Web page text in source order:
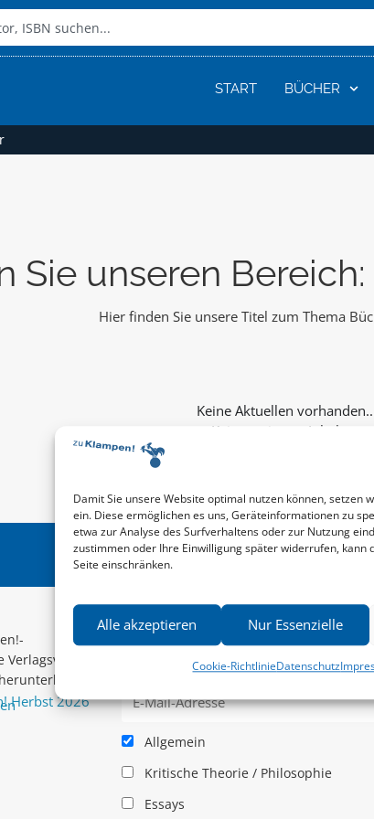
Damit Sie unsere Website optimal nutzen können, setzen
ein. Diese ermöglichen es uns, Geräteinformationen zu
etwa zur Analyse des Surfverhaltens oder zur Nutzung
zustimmen oder Ihre Einwilligung später widerrufen, kann
Seite einschränken.
Alle akzeptieren Nur Essenzielle
Cookie-RichtlinieDatenschutz
START BÜCHER
Sie unseren
Hier finden Sie unsere Titel zum Thema
Keine weiteren Inhalte...
–
Herbst 2026
Newsletter
News zu aktuellen Neuheiten und
Klampen! Verlag – jederzeit wieder
Allgemein
Kritische Theorie / Philosophie
Essays